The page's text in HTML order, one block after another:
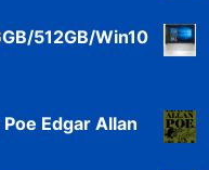
512GB/Win10
Edgar Allan